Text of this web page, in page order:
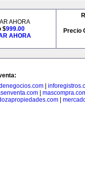
AHORA
$999.00
AHORA
Precio
|
|
|